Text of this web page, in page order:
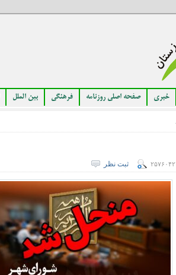
خبری صفحه اصلی روزنامه فرهنگی بین الملل
۲۵۷۶۰۴۲ ثبت نظر